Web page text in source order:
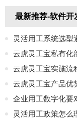
最新推荐-软件开
灵活用工系统选型
云虎灵工宝私有化
云虎灵工宝实施流
云虎灵工宝产品优
企业用工数字化要
灵活用工政策怎么